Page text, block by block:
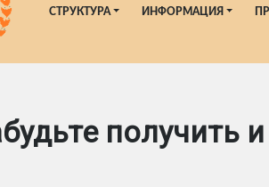
СТРУКТУРА ИНФОРМАЦИЯ
получить